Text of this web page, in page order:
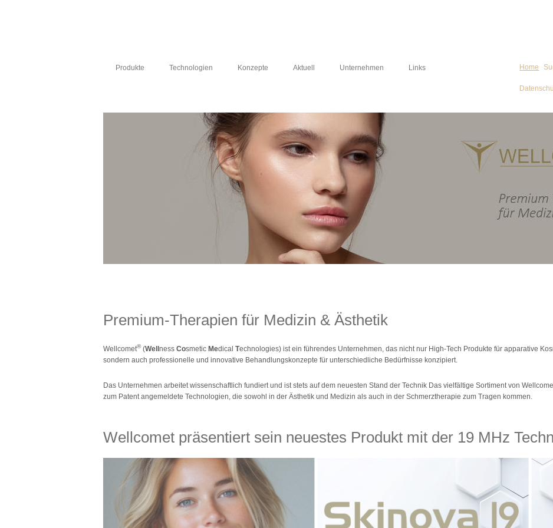
Produkte Technologien Konzepte Aktuell Unternehmen Links Home
Premium-Therapien für Medizin & Ästhetik
Wellcomet®(Well ness Cosmetic Medical Technologies) ist ein führendes Unternehmen, das nicht nur High-Tech Produkte für apparative
sondern auch professionelle und innovative Behandlungskonzepte für unterschiedliche Bedürfnisse konzipiert.
Das Unternehmen arbeitet wissenschaftlich fundiert und ist stets auf dem neuesten Stand der Technik Das vielfältige Sortiment von
zum Patent angemeldete Technologien, die sowohl in der Ästhetik und Medizin als auch in der Schmerztherapie zum Tragen kommen.
Wellcomet präsentiert sein neuestes Produkt mit der 19 MHz